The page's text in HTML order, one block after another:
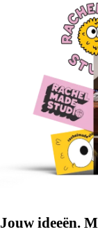
Jouw ideeën.